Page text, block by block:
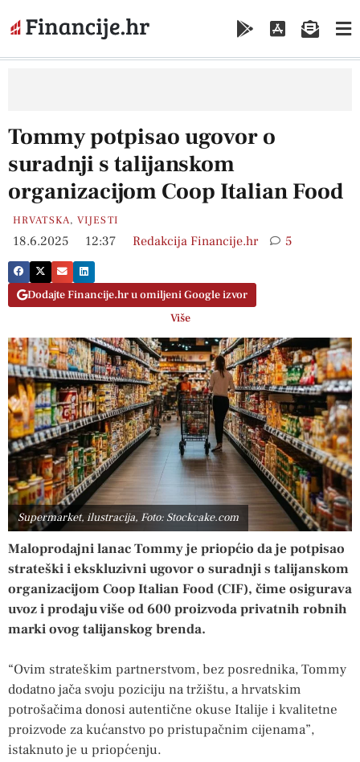
Tommy potpisao ugovor o
suradnji s talijanskom
organizacijom Coop Italian Food
HRVATSKA,VIJESTI
18.6.2025 12:37 Redakcija Financije.hr 5
Dodajte Financije.hr u omiljeni Google izvor
Više
Supermarket, ilustracija, Foto: Stockcake.com
Maloprodajni lanac Tommy je priopćio da je potpisao
strateški i ekskluzivni ugovor o suradnji s talijanskom
organizacijom Coop Italian Food (CIF), čime osigurava
uvoz i prodaju više od 600 proizvoda privatnih robnih
marki ovog talijanskog brenda.
“Ovim strateškim partnerstvom, bez posrednika, Tommy
dodatno jača svoju poziciju na tržištu, a hrvatskim
potrošačima donosi autentične okuse Italije i kvalitetne
proizvode za kućanstvo po pristupačnim cijenama”,
istaknuto je u priopćenju.